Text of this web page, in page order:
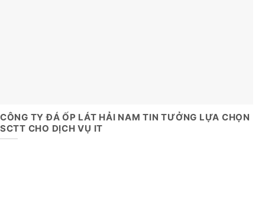
CÔNG TY ĐÁ ỐP LÁT HẢI NAM TIN TƯỞNG LỰA CHỌN
SCTT CHO DỊCH VỤ IT